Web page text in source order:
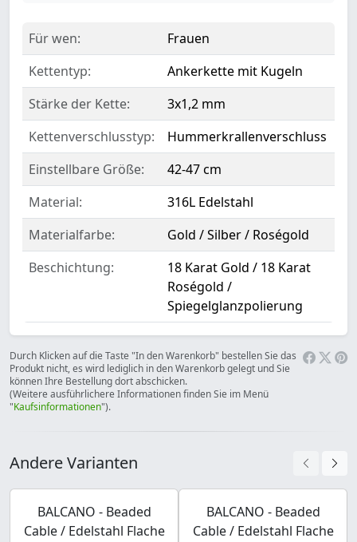
Für wen:
Frauen
Kettentyp:
Ankerkette mit Kugeln
Stärke der Kette:
3x1,2 mm
Kettenverschlusstyp:
Hummerkrallenverschluss
Einstellbare Größe:
42-47 cm
Material:
316L Edelstahl
Materialfarbe:
Gold / Silber / Roségold
Beschichtung:
18 Karat Gold / 18 Karat
Roségold /
Spiegelglanzpolierung
Durch Klicken auf die Taste "In den Warenkorb" bestellen Sie das
Produkt nicht, es wird lediglich in den Warenkorb gelegt und Sie
können Ihre Bestellung dort abschicken.
(Weitere ausführlichere Informationen finden Sie im Menü
"Kaufsinformationen").
Andere Varianten
BALCANO - Beaded
Cable / Edelstahl Flache
BALCANO - Beaded
Cable / Edelstahl Flache